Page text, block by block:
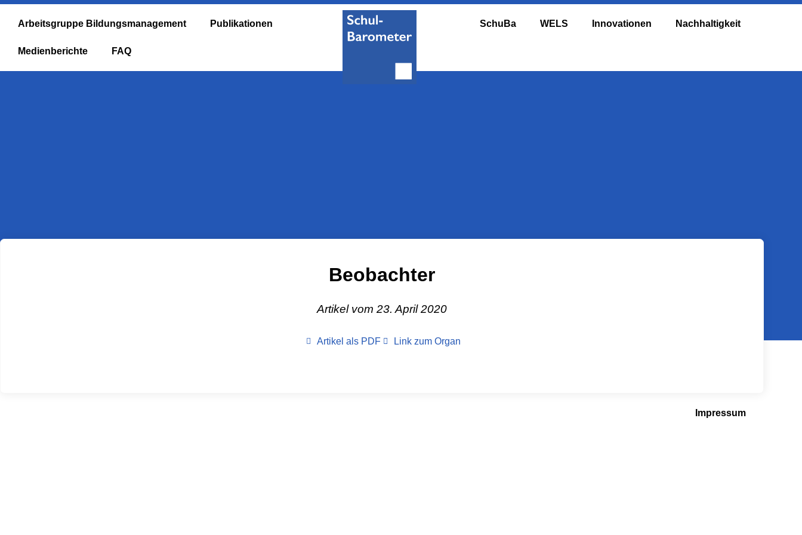
Arbeitsgruppe Bildungsmanagement Publikationen
Medienberichte FAQ
SchuBa WELS Innovationen Nachhaltigkeit
Beobachter
Artikel vom 23. April 2020
Artikel als PDF Link zum Organ
Impressum